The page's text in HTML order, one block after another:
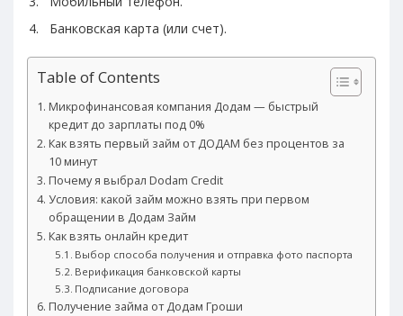
Банковская карта (или счет).
Table of Contents
Микрофинансовая компания Додам — быстрый
кредит до зарплаты под 0%
Как взять первый займ от ДОДАМ без процентов за
10 минут
Почему я выбрал Dodam Credit
Условия: какой займ можно взять при первом
обращении в Додам Займ
Как взять онлайн кредит
Выбор способа получения и отправка фото паспорта
Верификация банковской карты
Подписание договора
Получение займа от Додам Гроши